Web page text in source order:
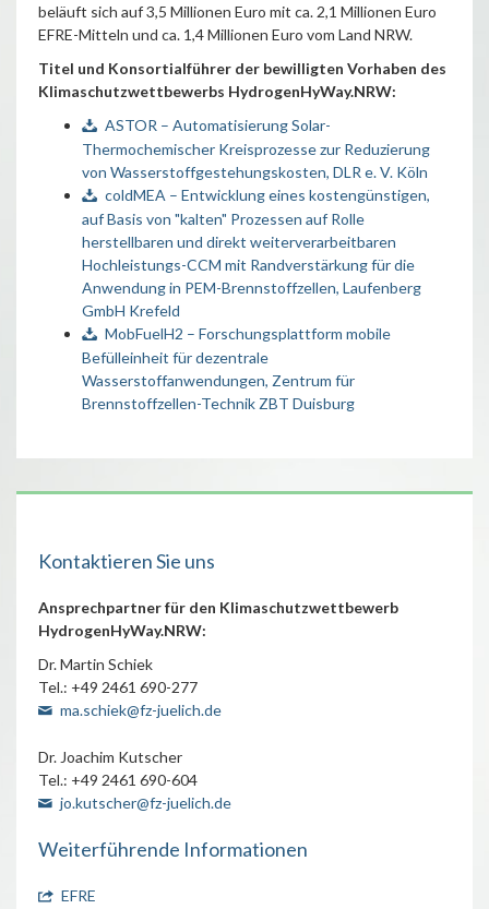
beläuft sich auf 3,5 Millionen Euro mit ca. 2,1 Millionen Euro
EFRE-Mitteln und ca. 1,4 Millionen Euro vom Land NRW.
Titel und Konsortialführer der bewilligten Vorhaben des
Klimaschutzwettbewerbs HydrogenHyWay.NRW:
ASTOR – Automatisierung Solar-
Thermochemischer Kreisprozesse zur Reduzierung
von Wasserstoffgestehungskosten, DLR e. V. Köln
coldMEA – Entwicklung eines kostengünstigen,
auf Basis von "kalten" Prozessen auf Rolle
herstellbaren und direkt weiterverarbeitbaren
Hochleistungs-CCM mit Randverstärkung für die
Anwendung in PEM-Brennstoffzellen, Laufenberg
GmbH Krefeld
MobFuelH2 – Forschungsplattform mobile
Befülleinheit für dezentrale
Wasserstoffanwendungen, Zentrum für
Brennstoffzellen-Technik ZBT Duisburg
Kontaktieren Sie uns
Ansprechpartner für den Klimaschutzwettbewerb
HydrogenHyWay.NRW:
Dr. Martin Schiek
Tel.: +49 2461 690-277
ma.schiek@fz-juelich.de
Dr. Joachim Kutscher
Tel.: +49 2461 690-604
jo.kutscher@fz-juelich.de
Weiterführende Informationen
EFRE